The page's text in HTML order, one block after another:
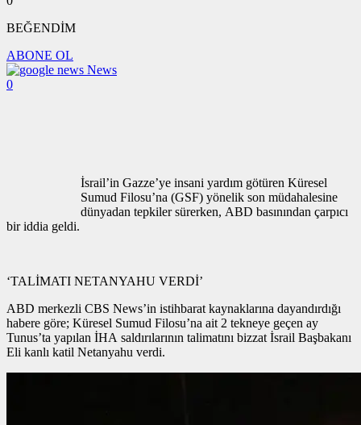
BEĞENDİM
ABONE OL
News
0
İsrail’in Gazze’ye insani yardım götüren Küresel
Sumud Filosu’na (GSF) yönelik son müdahalesine
dünyadan tepkiler sürerken, ABD basınından çarpıcı
bir iddia geldi.
‘TALİMATI NETANYAHU VERDİ’
ABD merkezli CBS News’in istihbarat kaynaklarına dayandırdığı
habere göre; Küresel Sumud Filosu’na ait 2 tekneye geçen ay
Tunus’ta yapılan İHA saldırılarının talimatını bizzat İsrail Başbakanı
Eli kanlı katil Netanyahu verdi.